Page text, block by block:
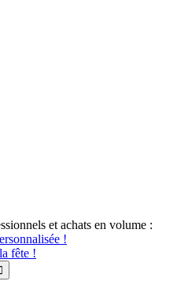
et achats en volume :
!